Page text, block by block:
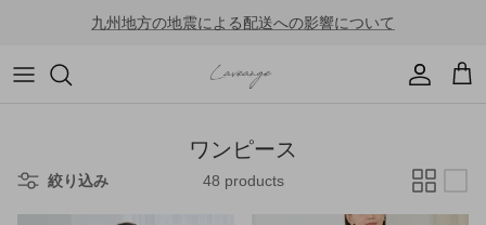
九州地方の地震による配送への影響について
すべて
トップス
3L
ワンピース
絞り込み 48 products